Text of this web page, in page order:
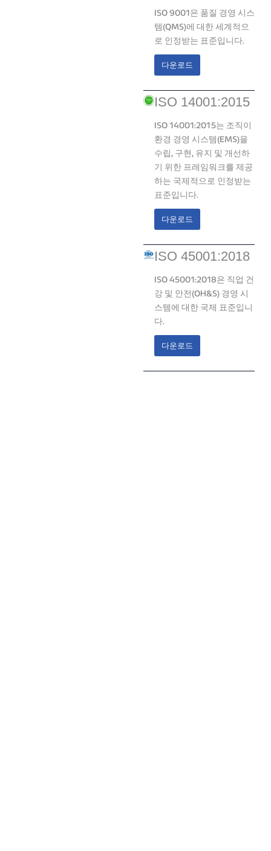
ISO 9001은 품질 경영 시스
템(QMS)에 대한 세계적으
로 인정받는 표준입니다.
다운로드
ISO 14001:2015
ISO 14001:2015는 조직이
환경 경영 시스템(EMS)을
수립, 구현, 유지 및 개선하
기 위한 프레임워크를 제공
하는 국제적으로 인정받는
표준입니다.
다운로드
ISO 45001:2018
ISO 45001:2018은 직업 건
강 및 안전(OH&S) 경영 시
스템에 대한 국제 표준입니
다.
다운로드